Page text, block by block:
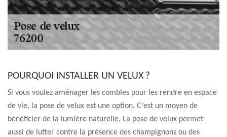
POURQUOI INSTALLER UN VELUX ?
Si vous voulez aménager les combles pour les rendre en espace
de vie, la pose de velux est une option. C’est un moyen de
bénéficier de la lumière naturelle. La pose de velux permet
aussi de lutter contre la présence des champignons ou des